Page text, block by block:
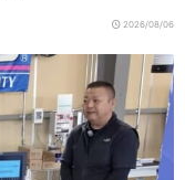
2026/08/06